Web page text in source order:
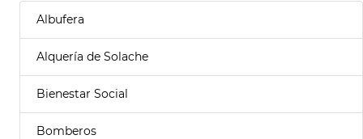
Albufera
Alquería de Solache
Bienestar Social
Bomberos